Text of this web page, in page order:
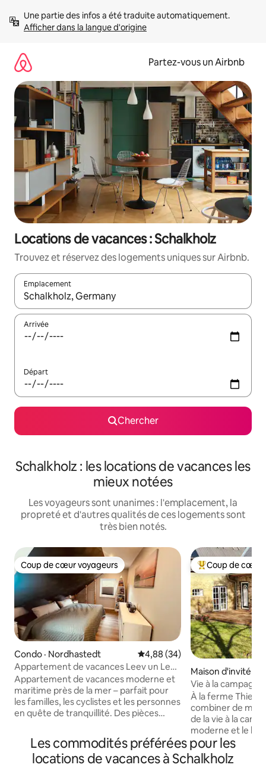
directement
Afficher dans la langue d'origine
Partez-vous un Airbnb
Locations de vacances : Schalkholz
Trouvez et réservez des logements uniques sur Airbnb.
Emplacement
Quand les résultats sont affichés, parcourez-les en utilisant
Arrivée
Départ
Chercher
Schalkholz : les locations de vacances les
mieux notées
Les voyageurs sont unanimes : l'emplacement, la
propreté et d'autres qualités de ces logements sont
très bien notés.
Coup de cœur voyageurs
Coup de cœur voyageurs
Condo · Nordhastedt Note moyenne de 4,88 sur 5,
4,88 (34)
Appartement de vacances Leev un Lee
– Découvrez la campagne et la mer
Appartement de vacances moderne et
maritime près de la mer – parfait pour
les familles, les cyclistes et les personnes
en quête de tranquillité. Des pièces
haute qualité offrent un confort pour
tous. Équipement pour enfants (chaise
haute, lit, vaisselle) et parking à vélos
Coup de cœur
Coup de cœur
Maison d'invité ·
Vie à la
À la ferme
combiner de
de la vie à la
moderne et le
concept
paysage naturel
pourrez profiter
Les commodités préférées pour les
locations de vacances à Schalkholz